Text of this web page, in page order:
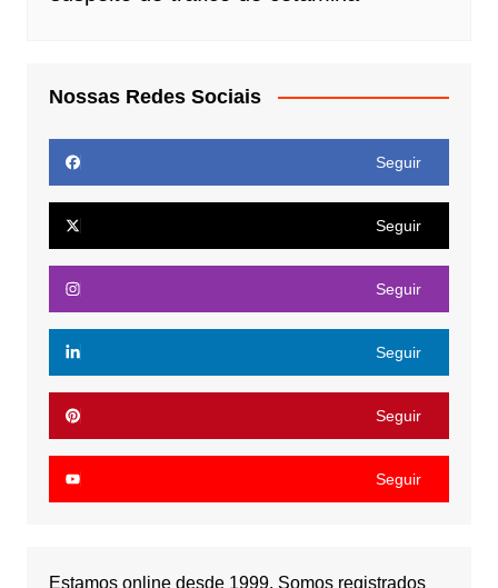
Nossas Redes Sociais
Seguir
Seguir
Seguir
Seguir
Seguir
Seguir
Estamos online desde 1999. Somos registrados